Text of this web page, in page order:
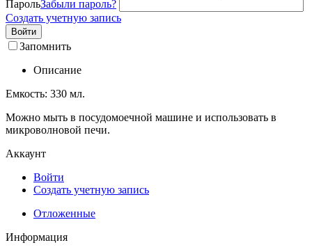
ПарольЗабыли пароль?
Создать учетную запись
Войти
Запомнить
Описание
Емкость: 330 мл.
Можно мыть в посудомоечной машине и использовать в
микроволновой печи.
Аккаунт
Войти
Создать учетную запись
Отложенные
Информация